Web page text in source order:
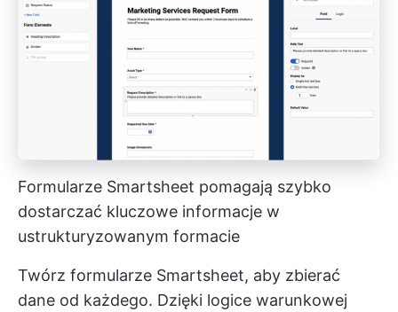
Formularze Smartsheet pomagają szybko
dostarczać kluczowe informacje w
ustrukturyzowanym formacie
Twórz formularze Smartsheet, aby zbierać
dane od każdego. Dzięki logice warunkowej